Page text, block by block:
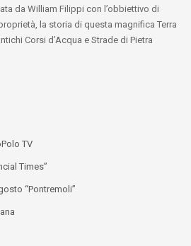
da William Filippi con l’obbiettivo di
la storia di questa magnifica Terra
Corsi d’Acqua e Strade di Pietra
TV
Times”
“Pontremoli”